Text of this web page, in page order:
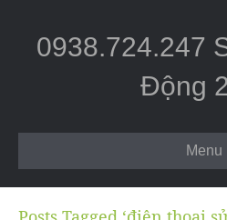
0938.724.247
Động
Menu